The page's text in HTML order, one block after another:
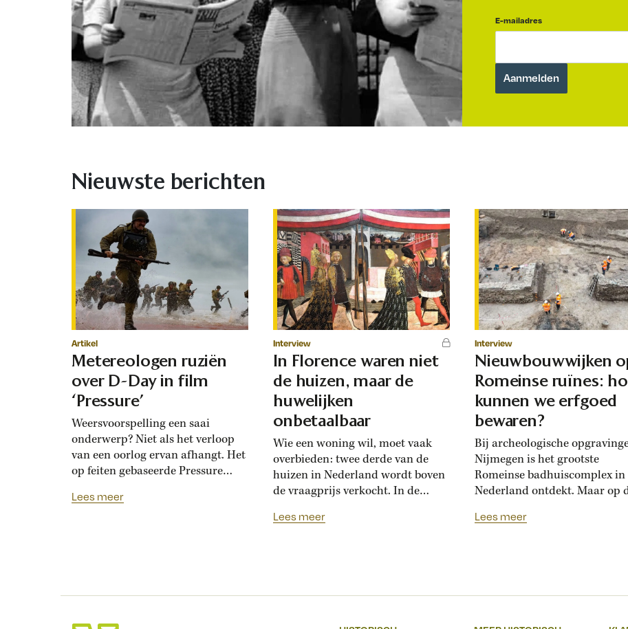
E-mailadres
Nieuwste berichten
Artikel
Metereologen ruziën
over D-Day in film
‘Pressure’
Weersvoorspelling een saai
onderwerp? Niet als het verloop
van een oorlog ervan afhangt. Het
op feiten gebaseerde Pressure
tussen geallieerde meteorologen
maand eerder was gepland,
Lees meer
Interview
In Florence waren niet
de huizen, maar de
huwelijken
onbetaalbaar
Wie een woning wil, moet vaak
overbieden: twee derde van de
huizen in Nederland wordt boven
de vraagprijs verkocht. In de
ook last van overbiedingsgekte:
Lees meer
Interview
Nieuwbouwwijken
Romeinse ruïnes:
kunnen we erfgoed
bewaren?
Bij archeologische
Nijmegen is het grootste
Romeinse badhuiscomplex in
Nederland ontdekt. Maar op
binnenkort een nieuwe
Lees meer